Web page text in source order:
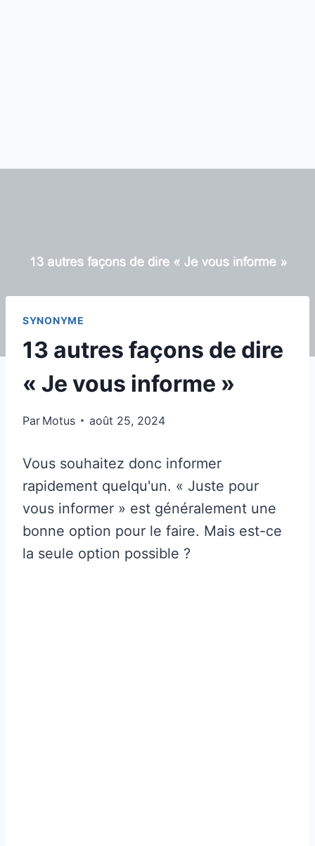
SYNONYME
13 autres façons de dire
« Je vous informe »
Par Motus août 25, 2024
Vous souhaitez donc informer
rapidement quelqu'un. « Juste pour
vous informer » est généralement une
bonne option pour le faire. Mais est-ce
la seule option possible ?